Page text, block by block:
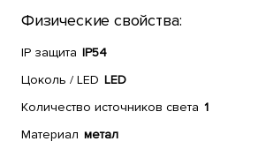
Физические свойства:
IP защита IP54
Цоколь / LED LED
Количество источников света 1
Материал метал